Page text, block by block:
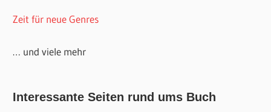
Zeit für neue Genres
… und viele mehr
Interessante Seiten rund ums Buch